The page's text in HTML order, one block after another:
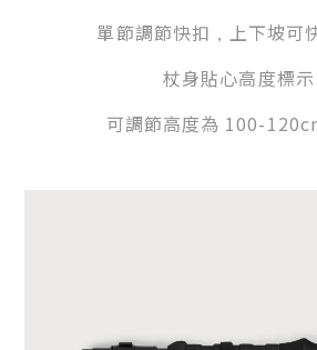
單節調節快扣 ， 上下坡可
杖身貼心高度標示
可調節高度為 100-